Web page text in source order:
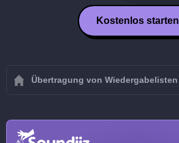
Kostenlos starten
Übertragung von Wiedergabelisten